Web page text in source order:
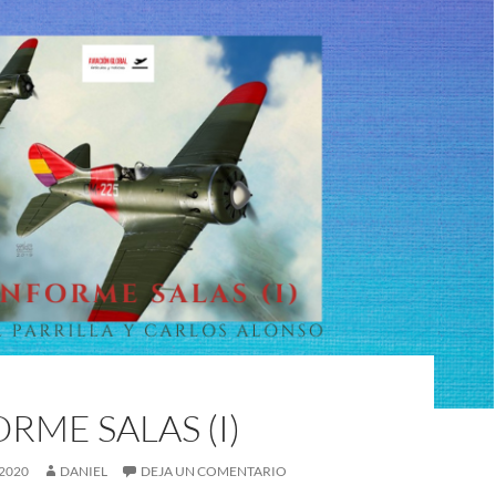
SALAS (I)
DANIEL DEJA UN COMENTARIO